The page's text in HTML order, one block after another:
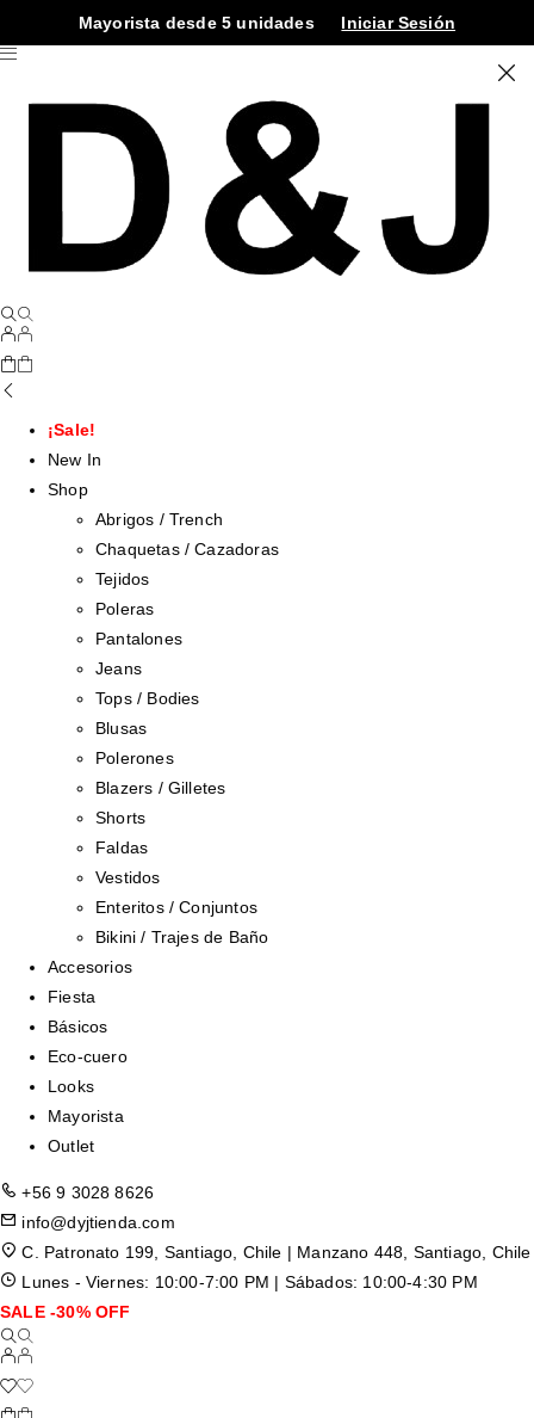
Mayorista desde 5 unidades Iniciar Sesión
¡Sale!
New In
Shop
Abrigos / Trench
Chaquetas / Cazadoras
Tejidos
Poleras
Pantalones
Jeans
Tops / Bodies
Blusas
Polerones
Blazers / Gilletes
Shorts
Faldas
Vestidos
Enteritos / Conjuntos
Bikini / Trajes de Baño
Accesorios
Fiesta
Básicos
Eco-cuero
Looks
Mayorista
Outlet
+56 9 3028 8626
info@dyjtienda.com
C. Patronato 199, Santiago, Chile | Manzano 448, Santiago, Chile
Lunes - Viernes: 10:00-7:00 PM | Sábados: 10:00-4:30 PM
SALE -30% OFF